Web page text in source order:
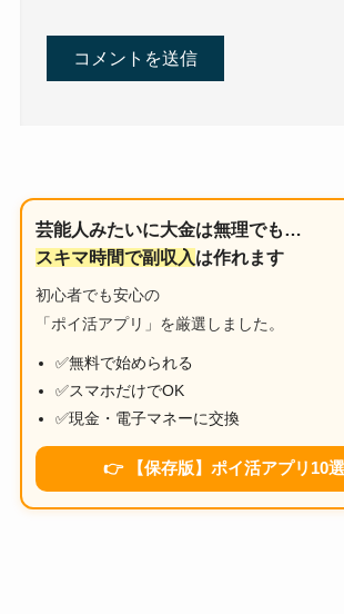
芸能人みたいに大金は無理でも…
スキマ時間で副収入は作れます
初心者でも安心の
「ポイ活アプリ」を厳選しました。
✅無料で始められる
✅スマホだけでOK
✅現金・電子マネーに交換
👉 【保存版】ポイ活アプリ10